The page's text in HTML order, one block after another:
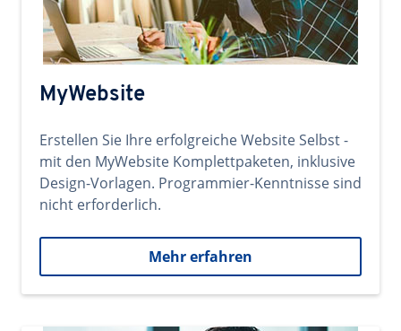
MyWebsite
Erstellen Sie Ihre erfolgreiche Website Selbst -
mit den MyWebsite Komplettpaketen, inklusive
Design-Vorlagen. Programmier-Kenntnisse sind
nicht erforderlich.
Mehr erfahren